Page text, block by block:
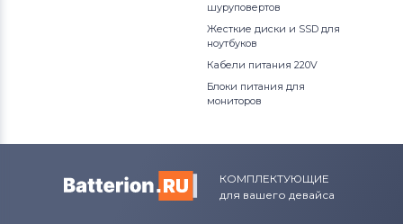
Блоки питания для ноутбуков
Блоки питания для ноутбуков
Блоки питания для ноутбуков
Roverbook
шуруповертов
Жесткие диски и SSD для
ноутбуков
Кабели питания 220V
Блоки питания для
мониторов
КОМПЛЕКТУЮЩИЕ
для вашего девайса